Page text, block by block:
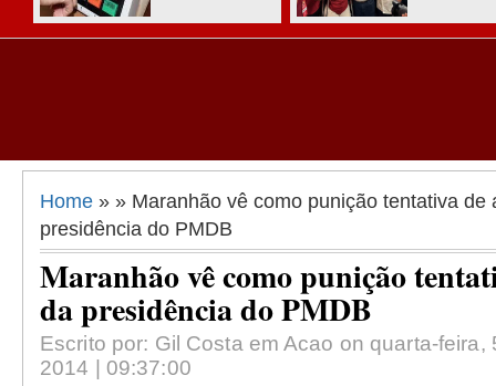
Home » » Maranhão vê como punição tentativa de
presidência do PMDB
Maranhão vê como punição
da presidência do PMDB
Escrito por: Gil Costa em Acao on quarta-feira,
2014 | 09:37:00